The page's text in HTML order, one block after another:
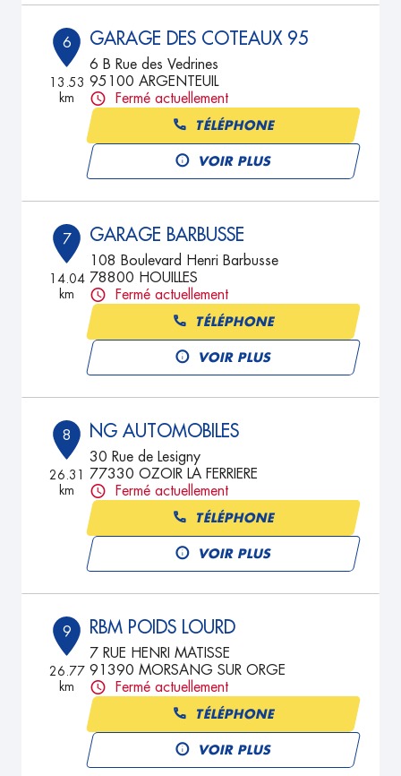
6
13.53
km
GARAGE DES COTEAUX 95
6 B Rue des Vedrines
95100 ARGENTEUIL
Fermé actuellement
TÉLÉPHONE
VOIR PLUS
7
14.04
km
GARAGE BARBUSSE
108 Boulevard Henri Barbusse
78800 HOUILLES
Fermé actuellement
TÉLÉPHONE
VOIR PLUS
8
26.31
km
NG AUTOMOBILES
30 Rue de Lesigny
77330 OZOIR LA FERRIERE
Fermé actuellement
TÉLÉPHONE
VOIR PLUS
9
26.77
km
RBM POIDS LOURD
7 RUE HENRI MATISSE
91390 MORSANG SUR ORGE
Fermé actuellement
TÉLÉPHONE
VOIR PLUS